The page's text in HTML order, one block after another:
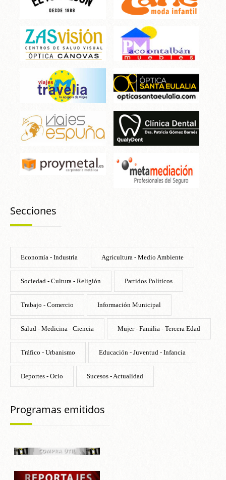
Secciones
Economía - Industria Agricultura - Medio Ambiente
Sociedad - Cultura - Religión Partidos Políticos
Trabajo - Comercio Información Municipal
Salud - Medicina - Ciencia Mujer - Familia - Tercera Edad
Tráfico - Urbanismo Educación - Juventud - Infancia
Deportes - Ocio Sucesos - Actualidad
Programas emitidos